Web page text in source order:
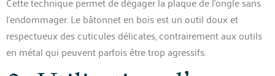
l’endommager. Le bâtonnet en bois est un outil doux et
respectueux des cuticules délicates, contrairement aux outils
en métal qui peuvent parfois être trop agressifs.